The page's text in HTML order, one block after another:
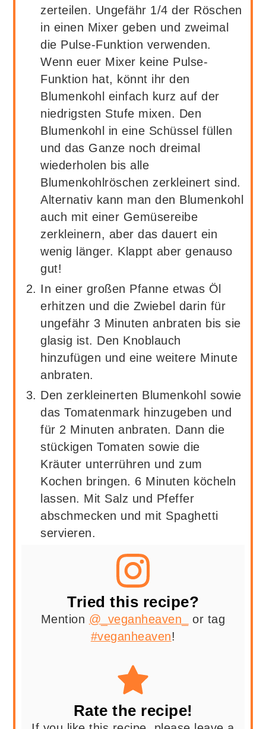
zerteilen. Ungefähr 1/4 der Röschen
in einen Mixer geben und zweimal
die Pulse-Funktion verwenden.
Wenn euer Mixer keine Pulse-
Funktion hat, könnt ihr den
Blumenkohl einfach kurz auf der
niedrigsten Stufe mixen. Den
Blumenkohl in eine Schüssel füllen
und das Ganze noch dreimal
wiederholen bis alle
Blumenkohlröschen zerkleinert sind.
Alternativ kann man den Blumenkohl
auch mit einer Gemüsereibe
zerkleinern, aber das dauert ein
wenig länger. Klappt aber genauso
gut!
In einer großen Pfanne etwas Öl
erhitzen und die Zwiebel darin für
ungefähr 3 Minuten anbraten bis sie
glasig ist. Den Knoblauch
hinzufügen und eine weitere Minute
anbraten.
Den zerkleinerten Blumenkohl sowie
das Tomatenmark hinzugeben und
für 2 Minuten anbraten. Dann die
stückigen Tomaten sowie die
Kräuter unterrühren und zum
Kochen bringen. 6 Minuten köcheln
lassen. Mit Salz und Pfeffer
abschmecken und mit Spaghetti
servieren.
Tried this recipe?
Mention @_veganheaven_
or tag
#veganheaven!
Rate the recipe!